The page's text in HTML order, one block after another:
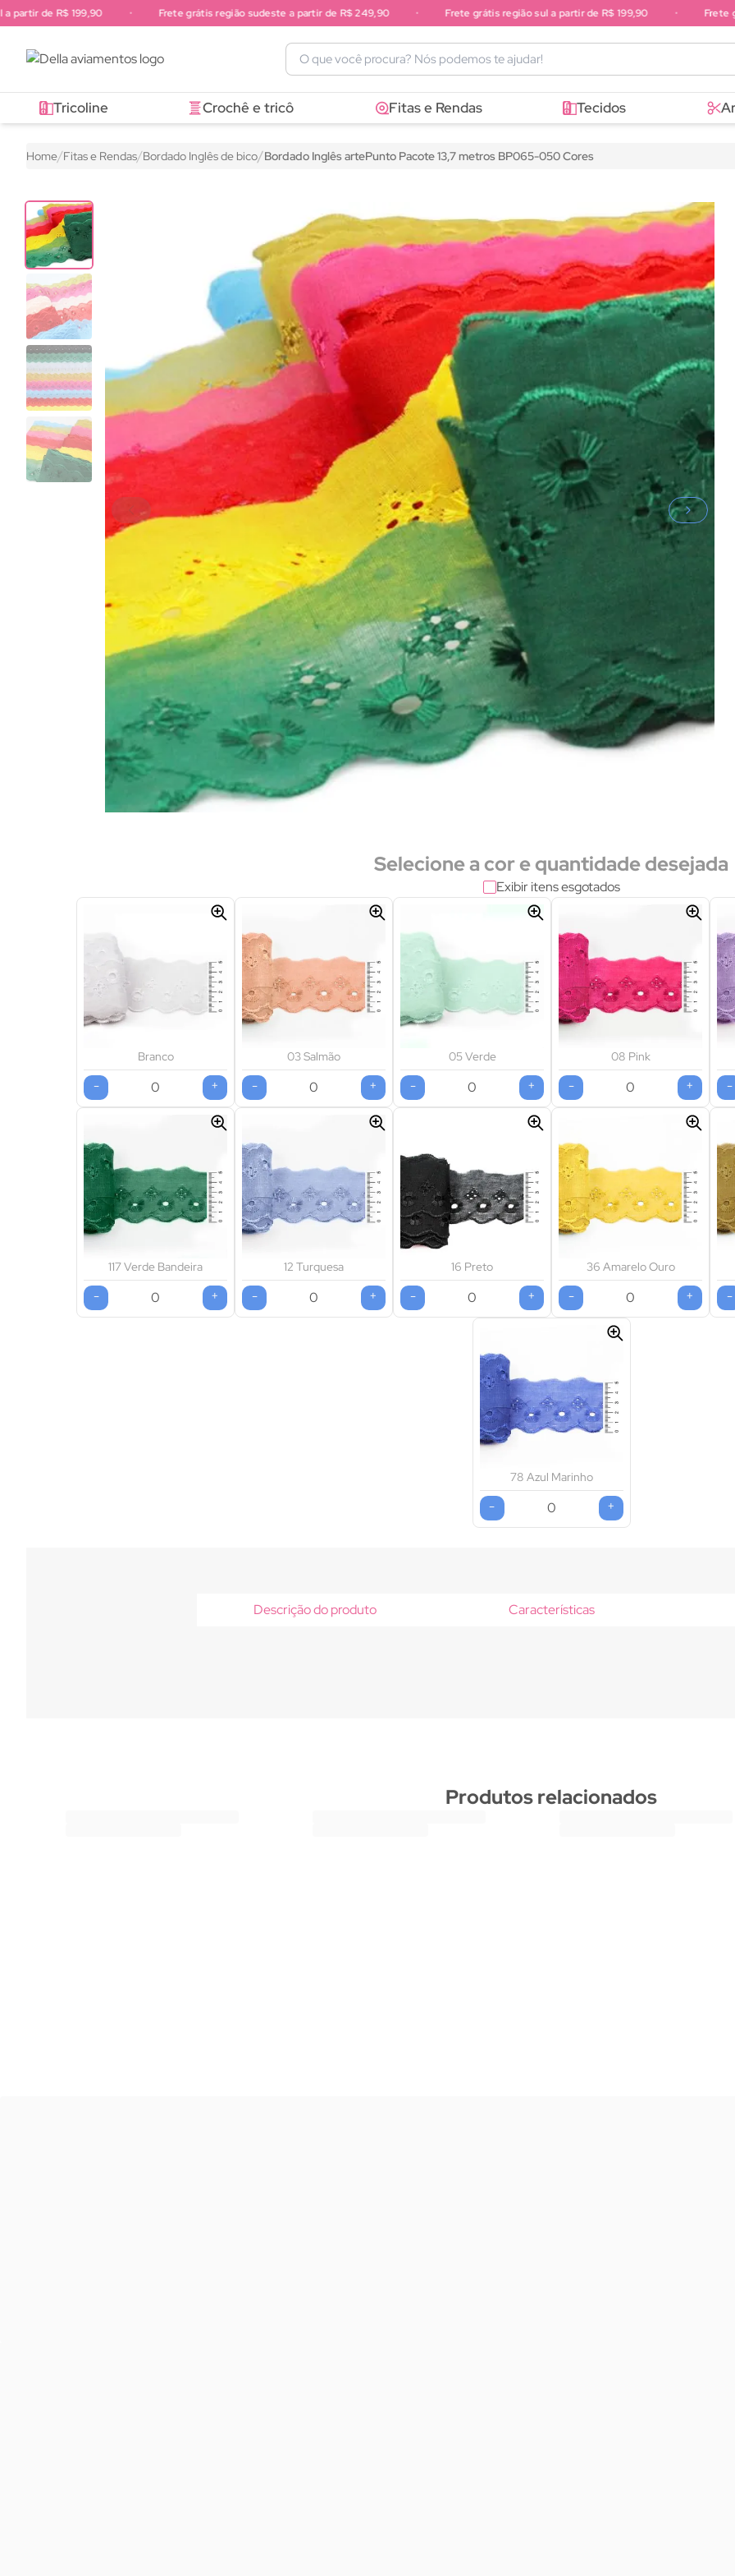
Frete grátis região sul a partir de R$ 199,90. Frete grátis região sudeste a partir de R$ 249,90
de R$ 199,90 • Frete grátis região sudeste a partir de R$ 249,90 • Frete grátis região sul a partir de R$ 199,90 • Frete grátis
Tricoline Crochê e tricô Fitas e Rendas Tecidos
Home Fitas e Rendas Bordado Inglês de bico Bordado Inglês artePunto Pacote 13,7 metros BP065-050 Cores
Selecione a cor e quantidade desejada
Exibir itens esgotados
Branco
- +
03 Salmão
- +
05 Verde
- +
08 Pink
- + -
117 Verde Bandeira
- +
12 Turquesa
- +
16 Preto
- +
36 Amarelo Ouro
- + -
78 Azul Marinho
- +
Descrição do produto Características
Produtos relacionados